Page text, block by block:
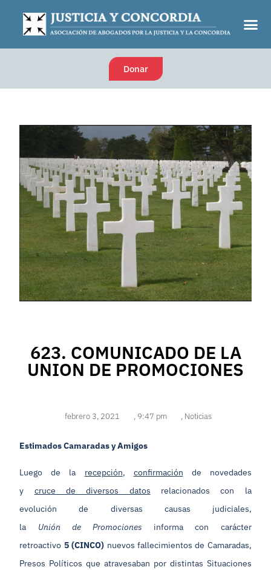
Donar
623. COMUNICADO DE LA
UNION DE PROMOCIONES
febrero 3, 2021 , 9:47 pm , Noticias
Estimados Camaradas y Amigos
Luego de la recepción, confirmación de novedades
y cruce de diversos datos relacionados con la
evolución de diversas causas judiciales,
la Unión de Promociones informa con carácter
retroactivo 5 (CINCO) nuevos fallecimientos de Camaradas,
Presos Políticos que atravesaban por distintas Situaciones